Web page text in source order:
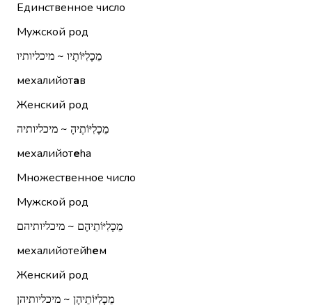
Единственное число
Мужской род
מֵכָלִיּוֹתָיו ~ מיכליותיו
мехалийотав
Женский род
מֵכָלִיּוֹתֶיהָ ~ מיכליותיה
мехалийотеhа
Множественное число
Мужской род
מֵכָלִיּוֹתֵיהֶם ~ מיכליותיהם
мехалийотейhем
Женский род
מֵכָלִיּוֹתֵיהֶן ~ מיכליותיהן